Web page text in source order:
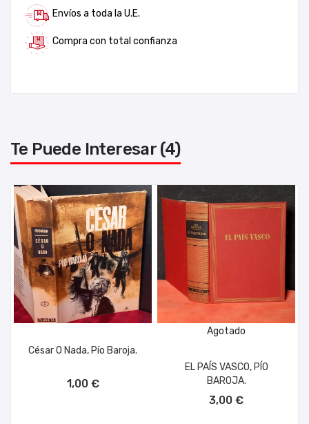
Envíos a toda la U.E.
Compra con total confianza
Te Puede Interesar (4)
César O Nada, Pío Baroja.
1,00 €
Agotado
EL PAÍS VASCO, PÍO
BAROJA.
3,00 €